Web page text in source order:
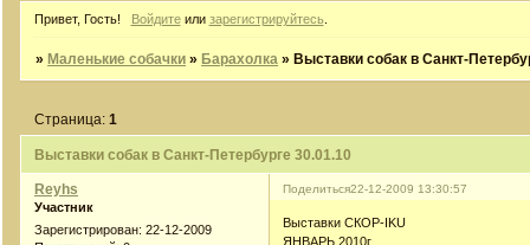
Привет, Гость! Войдитеили зарегистрируйтесь
» Маленькие собачки » Барахолка » Выставки собак в Санкт-
Выставки собак в Санкт-Петербурге 30.01.10
Страница:1
Поделиться22-12-2009 13:30:57
Reyhs
Участник
Зарегистрирован: 22-12-2009
Выставки СКОР-IKU
ЯНВАРЬ 2010г